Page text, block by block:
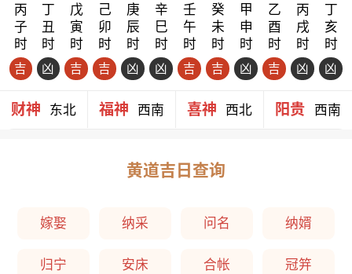
丙
子
时
吉
丁
丑
时
凶
戊
寅
时
吉
己
卯
时
吉
庚
辰
时
凶
辛
巳
时
凶
壬
午
时
吉
癸
未
时
吉
甲
申
时
凶
乙
酉
时
吉
丙
戌
时
凶
丁
亥
时
凶
财神 东北 福神 西南 喜神 西北 阳贵 西南
黄道吉日查询
嫁娶 纳采 问名 纳婿
归宁 安床 合帐 冠笄